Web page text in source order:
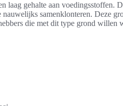
laag gehalte aan voedingsstoffen.
samenklonteren. Deze
die met dit type grond willen